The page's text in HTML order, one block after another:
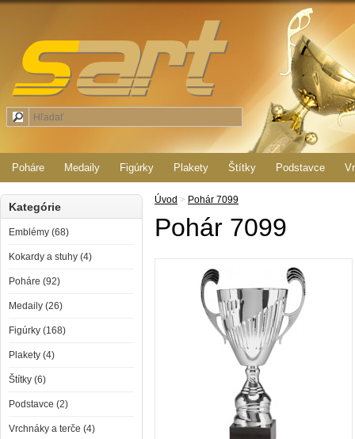
Poháre Medaily Figúrky Plakety Štítky Podstavce
Kategórie
Emblémy (68)
Kokardy a stuhy (4)
Poháre (92)
Medaily (26)
Figúrky (168)
Plakety (4)
Štítky (6)
Podstavce (2)
Vrchnáky a terče (4)
Úvod > Pohár 7099
Pohár 7099